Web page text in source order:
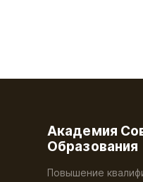
Академия
Образования
Повышение